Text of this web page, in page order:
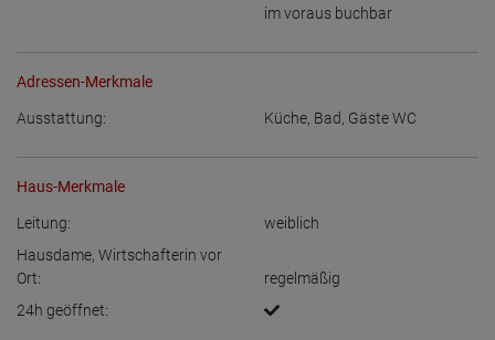
im voraus buchbar
Adressen-Merkmale
Ausstattung: Küche, Bad, Gäste WC
Haus-Merkmale
Leitung:
weiblich
Hausdame, Wirtschafterin vor
Ort:
regelmäßig
24h geöffnet: